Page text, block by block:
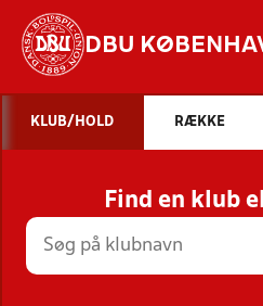
DBU
STILLINGER,
KLUB/HOLD RÆKKE
Find en klub